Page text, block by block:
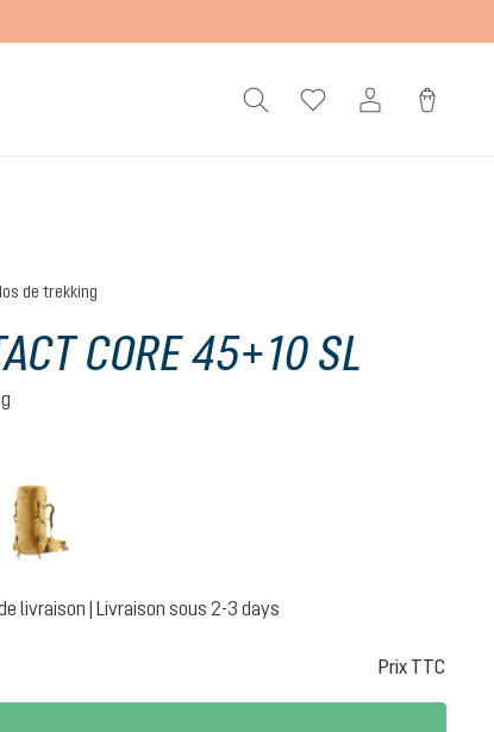
de trekking
CORE 45+10 SL
grove-ivy
livraison | Livraison sous 2-3 days
Prix TTC